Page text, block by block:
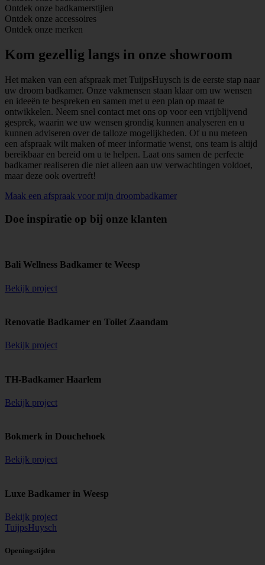
Ontdek onze badkamerstijlen
Ontdek onze accessoires
Ontdek onze merken
Kom gezellig langs in onze showroom
Het maken van een afspraak met TuijpsHuysch is de eerste stap naar
uw droom badkamer. Onze vakmensen staan klaar om uw wensen
en ideeën te bespreken en samen met u een plan op maat te
ontwikkelen. Neem snel contact met ons op voor een vrijblijvend
gesprek, waarin we uw wensen grondig kunnen analyseren en u
kunnen adviseren over de talloze mogelijkheden. Of u nu meteen
een afspraak wilt maken of meer informatie wenst, ons team is altijd
bereikbaar en bereid om u te helpen. Laat ons samen de perfecte
badkamer realiseren die niet alleen aan uw verwachtingen voldoet,
maar deze ook overtreft!
Maak een afspraak voor mijn droombadkamer
Doe inspiratie op bij onze klanten
Bali Wellness Badkamer te Weesp
Bekijk project
Renovatie Badkamer en Toilet Zaandam
Bekijk project
TH-Badkamer Haarlem
Bekijk project
Bokmerk in Douchehoek
Bekijk project
Luxe Badkamer in Weesp
Bekijk project
TuijpsHuysch
Openingstijden